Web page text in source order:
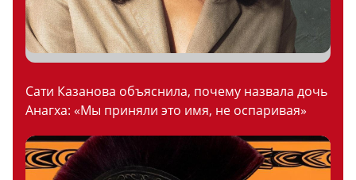
Сати Казанова объяснила, почему назвала дочь
Анагха: «Мы приняли это имя, не оспаривая»